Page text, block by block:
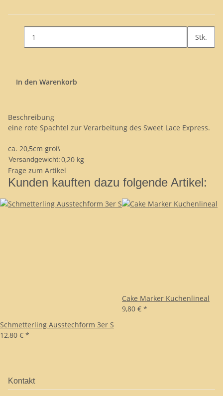
Stk.
In den Warenkorb
Beschreibung
eine rote Spachtel zur Verarbeitung des Sweet Lace Express.
ca. 20,5cm groß
Versandgewicht:0,20 kg
Frage zum Artikel
Kunden kauften dazu folgende Artikel:
Schmetterling Ausstechform 3er S
12,80 € *
Cake Marker Kuchenlineal
9,80 € *
Kontakt